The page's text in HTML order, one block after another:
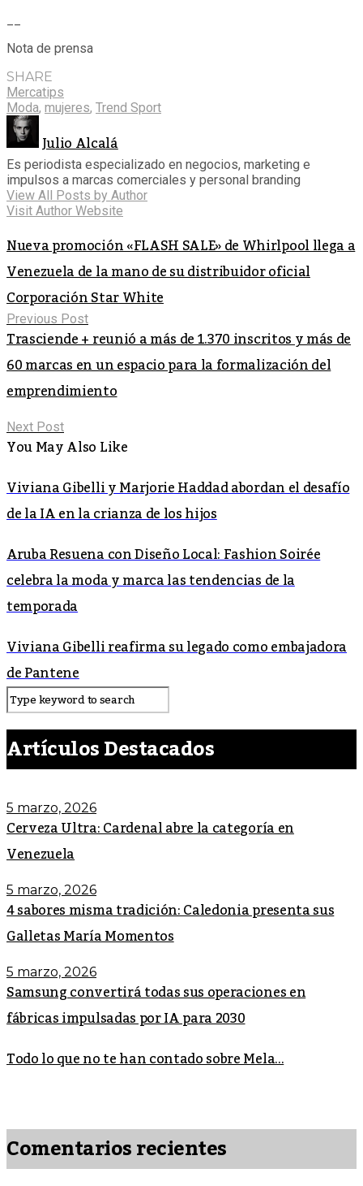
Nota de prensa
SHARE
Mercatips
Moda, mujeres, Trend Sport
Julio Alcalá
Es periodista especializado en negocios, marketing e
impulsos a marcas comerciales y personal branding
View All Posts by Author
Visit Author Website
Nueva promoción «FLASH SALE» de Whirlpool llega a
Venezuela de la mano de su distribuidor oficial
Corporación Star White
Previous Post
Trasciende + reunió a más de 1.370 inscritos y más de
60 marcas en un espacio para la formalización del
emprendimiento
Next Post
You May Also Like
Viviana Gibelli y Marjorie Haddad abordan el desafío
de la IA en la crianza de los hijos
Aruba Resuena con Diseño Local: Fashion Soirée
celebra la moda y marca las tendencias de la
temporada
Viviana Gibelli reafirma su legado como embajadora
de Pantene
Artículos Destacados
5 marzo, 2026
Cerveza Ultra: Cardenal abre la categoría en
Venezuela
5 marzo, 2026
4 sabores misma tradición: Caledonia presenta sus
Galletas María Momentos
5 marzo, 2026
Samsung convertirá todas sus operaciones en
fábricas impulsadas por IA para 2030
Todo lo que no te han contado sobre Mela...
Comentarios recientes